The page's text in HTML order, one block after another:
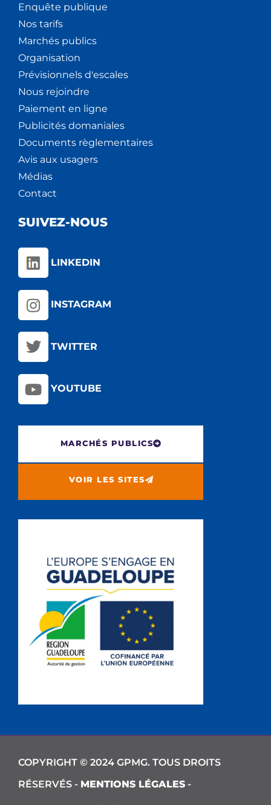
Enquête publique
Nos tarifs
Marchés publics
Organisation
Prévisionnels d'escales
Nous rejoindre
Paiement en ligne
Publicités domaniales
Documents règlementaires
Avis aux usagers
Médias
Contact
SUIVEZ-NOUS
LINKEDIN
INSTAGRAM
TWITTER
YOUTUBE
MARCHÉS PUBLICS
VOIR LES SITES
COPYRIGHT © 2024 GPMG. TOUS DROITS
RÉSERVÉS - MENTIONS LÉGALES -